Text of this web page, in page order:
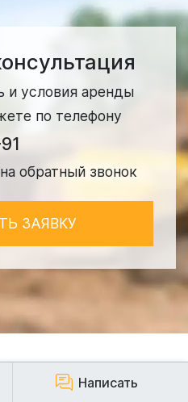
и условия аренды
по телефону
обратный звонок
ЗАЯВКУ
Написать